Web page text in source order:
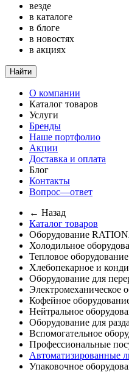
везде
в каталоге
в блоге
в новостях
в акциях
Найти
О компании
Каталог товаров
Услуги
Бренды
Наше портфолио
Акции
Доставка и оплата
Блог
Контакты
Вопрос—ответ
← Назад
Каталог товаров
Оборудование
Холодильное
Тепловое оборудование
Хлебопекарное и
Оборудование для
Электромеханическое
Кофейное
Нейтральное
Оборудование для
Вспомогательное
Профессиональные
Автоматизированные
Упаковочное